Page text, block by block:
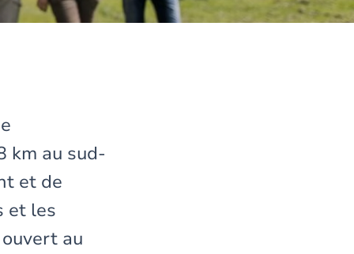
km au sud-
et de
et les
au